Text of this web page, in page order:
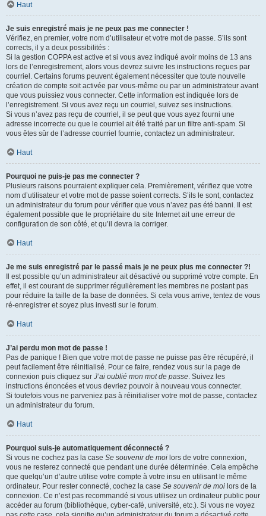
Haut
Je suis enregistré mais je ne peux pas me connecter !
Vérifiez, en premier, votre nom d’utilisateur et votre mot de passe. S’ils sont
corrects, il y a deux possibilités :
Si la gestion COPPA est active et si vous avez indiqué avoir moins de 13 ans
lors de l’enregistrement, alors vous devrez suivre les instructions reçues par
courriel. Certains forums peuvent également nécessiter que toute nouvelle
création de compte soit activée par vous-même ou par un administrateur avant
que vous puissiez vous connecter. Cette information est indiquée lors de
l’enregistrement. Si vous avez reçu un courriel, suivez ses instructions.
Si vous n’avez pas reçu de courriel, il se peut que vous ayez fourni une
adresse incorrecte ou que le courriel ait été traité par un filtre anti-spam. Si
vous êtes sûr de l’adresse courriel fournie, contactez un administrateur.
Haut
Pourquoi ne puis-je pas me connecter ?
Plusieurs raisons pourraient expliquer cela. Premièrement, vérifiez que votre
nom d’utilisateur et votre mot de passe soient corrects. S’ils le sont, contactez
un administrateur du forum pour vérifier que vous n’avez pas été banni. Il est
également possible que le propriétaire du site Internet ait une erreur de
configuration de son côté, et qu’il devra la corriger.
Haut
Je me suis enregistré par le passé mais je ne peux plus me connecter ?!
Il est possible qu’un administrateur ait désactivé ou supprimé votre compte. En
effet, il est courant de supprimer régulièrement les membres ne postant pas
pour réduire la taille de la base de données. Si cela vous arrive, tentez de vous
ré-enregistrer et soyez plus investi sur le forum.
Haut
J’ai perdu mon mot de passe !
Pas de panique ! Bien que votre mot de passe ne puisse pas être récupéré, il
peut facilement être réinitialisé. Pour ce faire, rendez vous sur la page de
connexion puis cliquez sur J’ai oublié mon mot de passe. Suivez les
instructions énoncées et vous devriez pouvoir à nouveau vous connecter.
Si toutefois vous ne parveniez pas à réinitialiser votre mot de passe, contactez
un administrateur du forum.
Haut
Pourquoi suis-je automatiquement déconnecté ?
Si vous ne cochez pas la case Se souvenir de moi lors de votre connexion,
vous ne resterez connecté que pendant une durée déterminée. Cela empêche
que quelqu’un d’autre utilise votre compte à votre insu en utilisant le même
ordinateur. Pour rester connecté, cochez la case Se souvenir de moi lors de la
connexion. Ce n’est pas recommandé si vous utilisez un ordinateur public pour
accéder au forum (bibliothèque, cyber-café, université, etc.). Si vous ne voyez